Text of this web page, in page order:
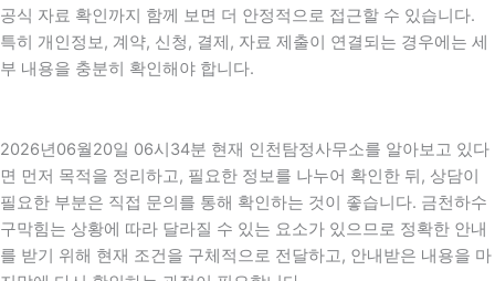
공식 자료 확인까지 함께 보면 더 안정적으로 접근할 수 있습니다.
특히 개인정보, 계약, 신청, 결제, 자료 제출이 연결되는 경우에는 세
부 내용을 충분히 확인해야 합니다.
2026년06월20일 06시34분 현재 인천탐정사무소를 알아보고 있다
면 먼저 목적을 정리하고, 필요한 정보를 나누어 확인한 뒤, 상담이
필요한 부분은 직접 문의를 통해 확인하는 것이 좋습니다. 금천하수
구막힘는 상황에 따라 달라질 수 있는 요소가 있으므로 정확한 안내
를 받기 위해 현재 조건을 구체적으로 전달하고, 안내받은 내용을 마